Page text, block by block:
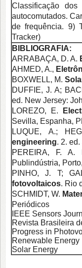
Classificação dos
autocomutados.
de frequência. 9)
Tracker)
BIBLIOGRAFIA:
ARRABAÇA, D. A.
AHMED, A.,
BOXWELL, M.
DUFFIE, J. A;
ed. New Jersey:
LOREZO, E.
Sevilla, Espanha,
LUQUE, A.;
engineering. 2.
PEREIRA, F.
Publindústria,
PINHO, J. T;
fotovoltaicos. Rio
SCHMIDT, W.
Periódicos
IEEE Sensors
Revista Brasileira
Progress in
Renewable Energy
Solar Energy